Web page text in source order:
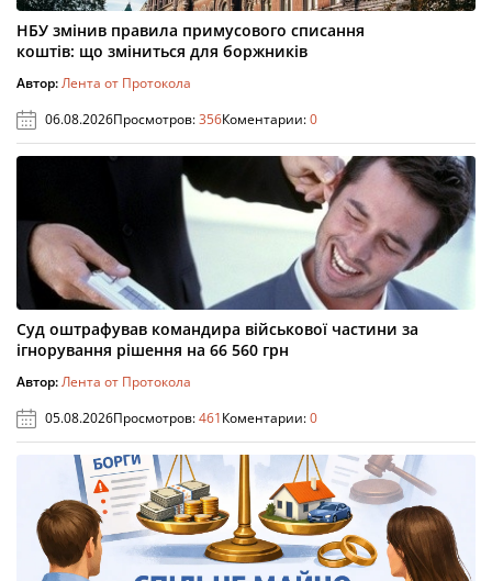
НБУ змінив правила примусового списання
коштів: що зміниться для боржників
Автор:Лента от Протокола
06.08.2026Просмотров:356Коментарии:0
Суд оштрафував командира військової частини за
ігнорування рішення на 66 560 грн
Автор:Лента от Протокола
05.08.2026Просмотров:461Коментарии:0